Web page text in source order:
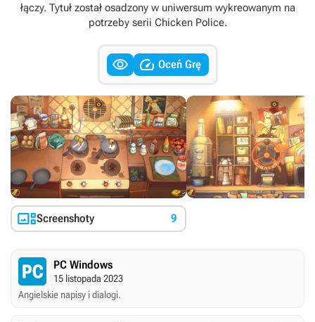
łączy. Tytuł został osadzony w uniwersum wykreowanym na
potrzeby serii Chicken Police.
  Oceń Grę
Screenshoty 9
PC Windows
15 listopada 2023
Angielskie napisy i dialogi.